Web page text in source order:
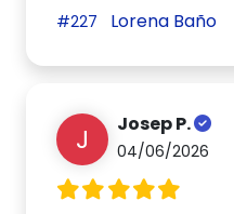
#227 Lorena Baño
J Josep P.
04/06/2026